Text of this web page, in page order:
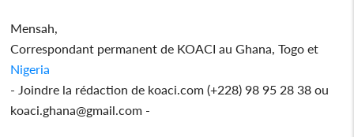
Mensah,
Correspondant permanent de KOACI au Ghana, Togo et
Nigeria
- Joindre la rédaction de koaci.com (+228) 98 95 28 38 ou
koaci.ghana@gmail.com -